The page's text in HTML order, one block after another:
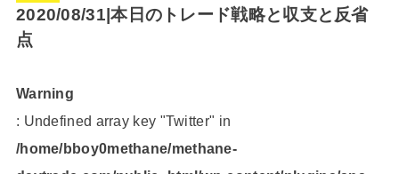
2020/08/31|本日のトレード戦略と収支と反省
点
Warning
: Undefined array key "Twitter" in
/home/bboy0methane/methane-